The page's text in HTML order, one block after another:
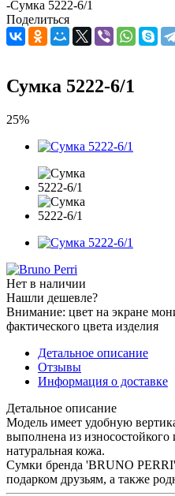
-Сумка 5222-6/1
Поделиться
Сумка 5222-6/1
25%
Нет в наличии
Нашли дешевле?
Внимание: цвет на экране
фактического цвета изделия
Детальное описание
Отзывы
Информация о доставке
Детальное описание
Модель имеет удобную
выполнена из
натуральная кожа.
Сумки бренда 'BRUNO
подарком друзьям, а также